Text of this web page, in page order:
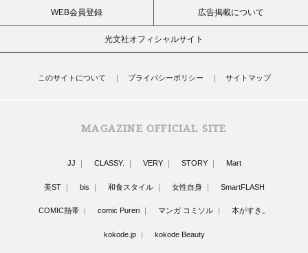
WEB会員登録 広告掲載について
光文社オフィシャルサイト
このサイトについて プライバシーポリシー サイトマップ
MAGAZINE OFFICIAL SITE
JJ CLASSY. VERY STORY Mart
美ST bis 和食スタイル 女性自身 SmartFLASH
COMIC熱帯 comic Pureri マンガ コミソル 本がすき。
kokode.jp kokode Beauty